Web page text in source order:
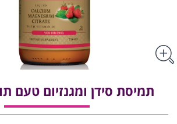
תמיסת סידן ומגנזיום טעם תות 473